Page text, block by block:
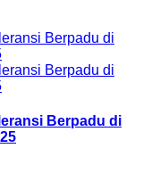
Berpadu di